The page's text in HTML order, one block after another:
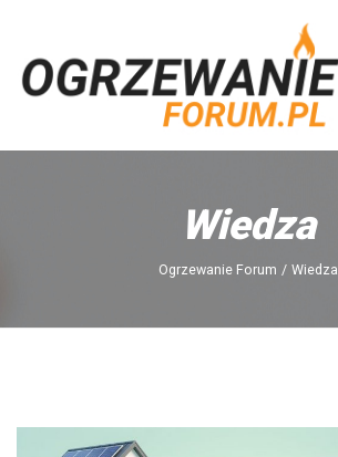
Wiedza
Ogrzewanie Forum Wiedza